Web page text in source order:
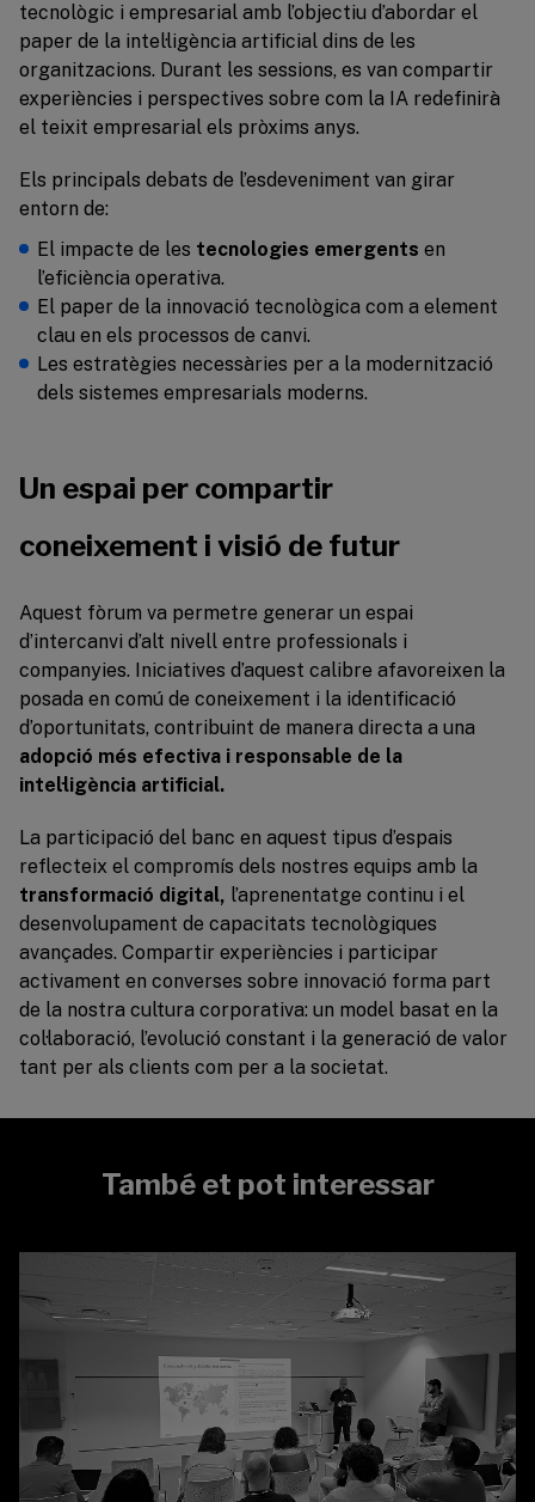
tecnològic i empresarial amb l’objectiu d’abordar el
paper de la intel·ligència artificial dins de les
organitzacions. Durant les sessions, es van compartir
experiències i perspectives sobre com la IA redefinirà
el teixit empresarial els pròxims anys.
Els principals debats de l’esdeveniment van girar
entorn de:
El impacte de les tecnologies emergents en
l’eficiència operativa.
El paper de la innovació tecnològica com a element
clau en els processos de canvi.
Les estratègies necessàries per a la modernització
dels sistemes empresarials moderns.
Un espai per compartir
coneixement i visió de futur
Aquest fòrum va permetre generar un espai
d’intercanvi d’alt nivell entre professionals i
companyies. Iniciatives d’aquest calibre afavoreixen la
posada en comú de coneixement i la identificació
d’oportunitats, contribuint de manera directa a una
adopció més efectiva i responsable de la
intel·ligència artificial.
La participació del banc en aquest tipus d’espais
reflecteix el compromís dels nostres equips amb la
transformació digital, l’aprenentatge continu i el
desenvolupament de capacitats tecnològiques
avançades. Compartir experiències i participar
activament en converses sobre innovació forma part
de la nostra cultura corporativa: un model basat en la
col·laboració, l’evolució constant i la generació de valor
tant per als clients com per a la societat.
També et pot interessar